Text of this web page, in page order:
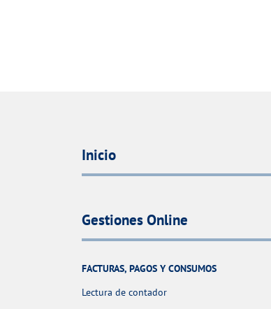
Inicio
Gestiones Online
FACTURAS, PAGOS Y CONSUMOS
Lectura de contador